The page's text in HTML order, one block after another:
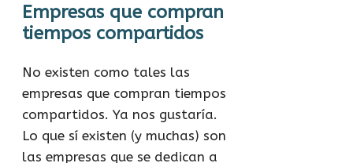
Empresas que compran
tiempos compartidos
No existen como tales las
empresas que compran tiempos
compartidos. Ya nos gustaría.
Lo que sí existen (y muchas) son
las empresas que se dedican a